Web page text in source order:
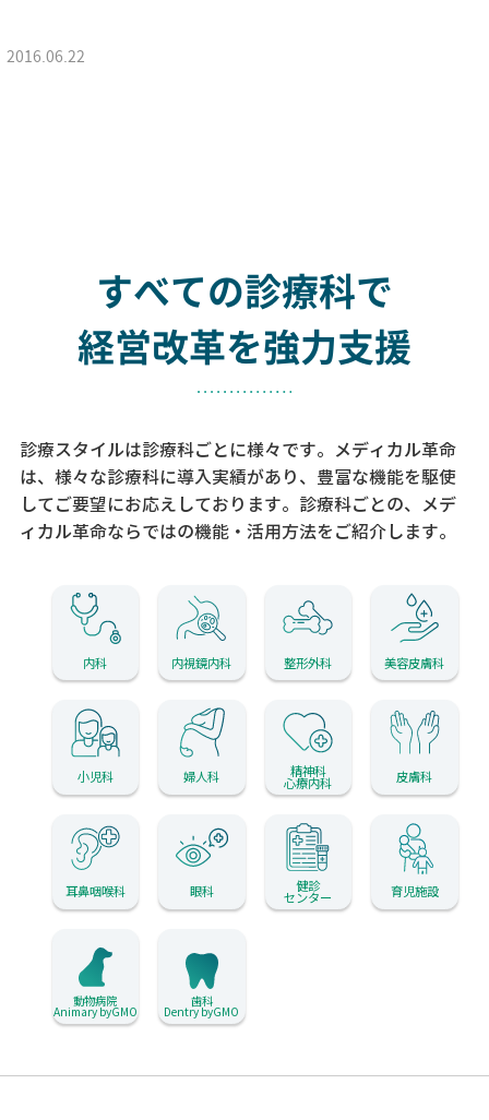
2016.06.22
すべての診療科で
経営改革を強力支援
診療スタイルは診療科ごとに様々です。メディカル革命
は、様々な診療科に導入実績があり、 豊富な機能を駆使
してご要望にお応えしております。 診療科ごとの、メデ
ィカル革命ならではの機能・活用方法をご紹介します。
内科 内視鏡内科 整形外科 美容皮膚科
小児科 婦人科 精神科
心療内科 皮膚科
耳鼻咽喉科 眼科 健診
センター 育児施設
動物病院
Animary byGMO
歯科
Dentry byGMO